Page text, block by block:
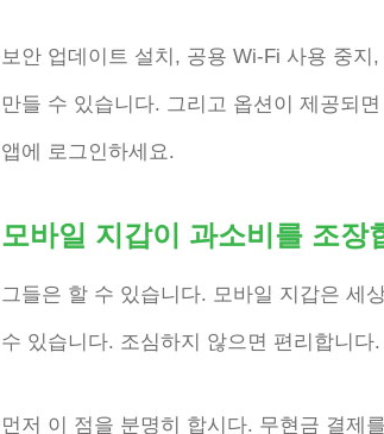
보안 업데이트 설치, 공용 Wi-Fi 사용 중
만들 수 있습니다. 그리고 옵션이 제공되
앱에 로그인하세요.
모바일 지갑이 과소비를 조장
그들은 할 수 있습니다. 모바일 지갑은 세
수 있습니다. 조심하지 않으면 편리합니다.
먼저 이 점을 분명히 합시다. 무현금 결제